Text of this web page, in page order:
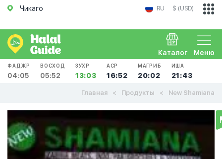
Чикаго RU $ (USD)
Меню
Каталог
ФАДЖР
04:05
ВОСХОД
05:52
ЗУХР
13:03
АСР
16:52
МАГРИБ
20:02
ИША
21:43
Главная Продукты New Shamiana